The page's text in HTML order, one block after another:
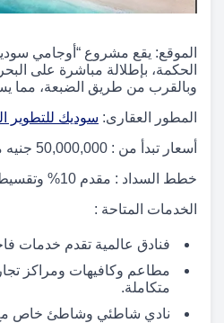
الحكمة، بإطلالة مباشرة على
وبالقرب من طريق الضبعة، مما
المطور العقارى: سوديك للتطوير
أسعار تبدأ من : 50,000,000 جنيه مصري
خطط السداد : مقدم 10% وتقسيط يصل الى 8 سنوات
الخدمات المتاحة :
فنادق عالمية تقدم خدمات
مطاعم وكافيهات ومراكز
متكاملة.
نادي شاطئي وشاطئ خاص مع